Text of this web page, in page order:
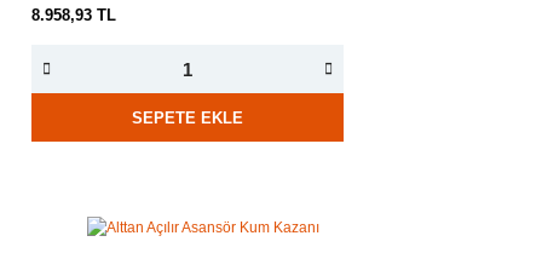
8.958,93 TL
SEPETE EKLE